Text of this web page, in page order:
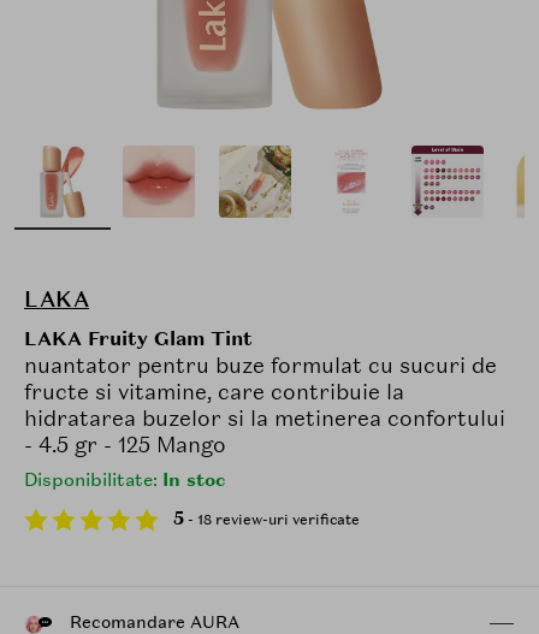
LAKA
LAKA Fruity Glam Tint
nuantator pentru buze formulat cu sucuri de
fructe si vitamine, care contribuie la
hidratarea buzelor si la metinerea confortului
- 4.5 gr - 125 Mango
Disponibilitate: In stoc
5 - 18 review-uri verificate
Recomandare AURA